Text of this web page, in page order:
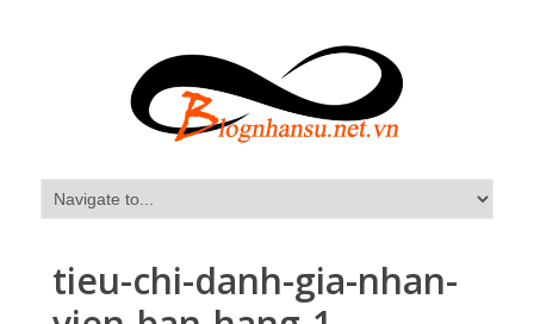
tieu-chi-danh-gia-nhan-